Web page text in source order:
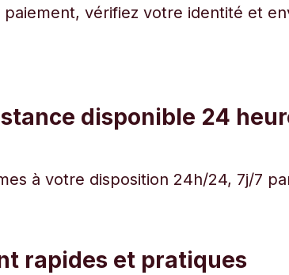
vérifiez votre identité et
disponible 24
à votre disposition 24h/24, 7j/7
rapides et pratiques